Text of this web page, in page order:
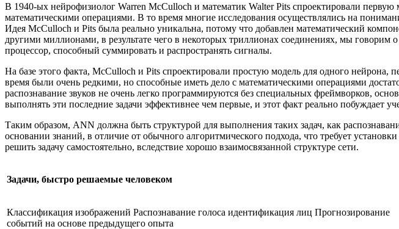
В 1940-ых нейрофизиолог Warren McCulloch и математик Walter Pits спроектировали
математическими операциями. В то время многие исследования осуществлялись на
Идея McCulloch и Pits была реально уникальна, потому что добавлен математический
другими миллионами, в результате чего в некоторых триллионах соединениях, мы говорим
процессор, способный суммировать и распространять сигналы.
На базе этого факта, McCulloch и Pits спроектировали простую модель для одного
время были очень редкими, но способные иметь дело с математическими операциями
распознавание звуков не очень легко программируются без специальных фреймворков,
выполнять эти последние задачи эффективнее чем первые, и этот факт реально побуждает
Таким образом, ANN должна быть структурой для выполнения таких задач, как
основании знаний, в отличие от обычного алгоритмического подхода, что требует
решить задачу самостоятельно, вследствие хорошо взаимосвязанной структуре сети.
Задачи, быстро решаемые человеком
Классификация изображений Распознавание голоса идентификация лиц Прогнозирование
событий на основе предыдущего опыта